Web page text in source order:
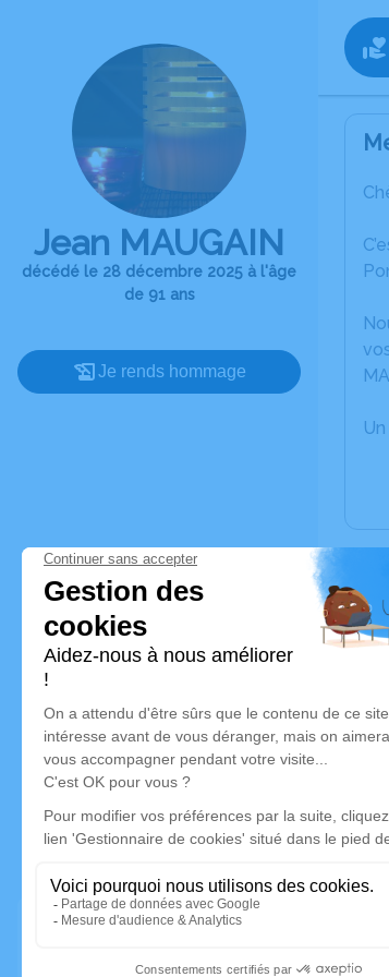
Jean MAUGAIN
décédé le 28 décembre 2025 à l'âge
de 91 ans
Je rends hommage